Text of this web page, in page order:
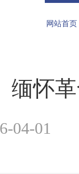
网站首页
缅怀
2026-